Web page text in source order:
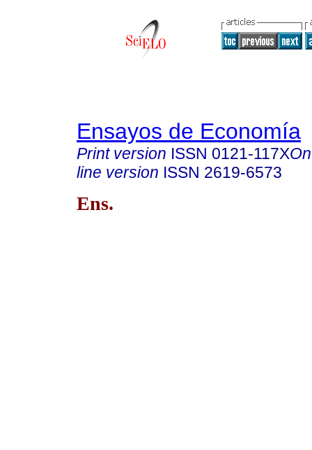
Ensayos de Economía
Print version ISSN 0121-117X
line version ISSN 2619-6573
Ens.